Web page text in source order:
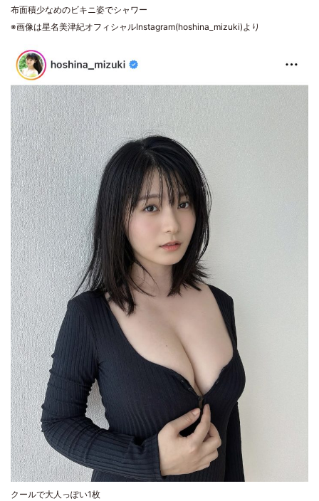
布面積少なめのビキニ姿でシャワー
※画像は星名美津紀オフィシャルInstagram(hoshina_mizuki)より
クールで大人っぽい1枚